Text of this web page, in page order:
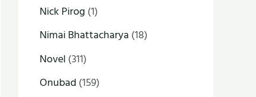
Nick Pirog (1)
Nimai Bhattacharya (18)
Novel (311)
Onubad (159)